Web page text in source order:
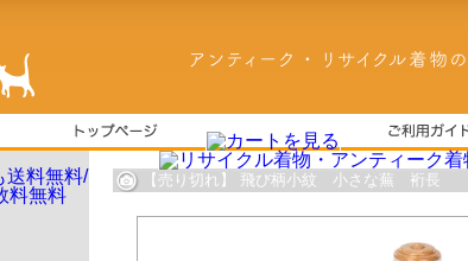
【売り切れ】 飛び柄小紋 小さな蕪 裄長